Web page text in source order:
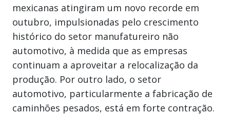
mexicanas atingiram um novo recorde em
outubro, impulsionadas pelo crescimento
histórico do setor manufatureiro não
automotivo, à medida que as empresas
continuam a aproveitar a relocalização da
produção. Por outro lado, o setor
automotivo, particularmente a fabricação de
caminhões pesados, está em forte contração.